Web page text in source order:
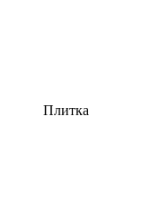
Плитка